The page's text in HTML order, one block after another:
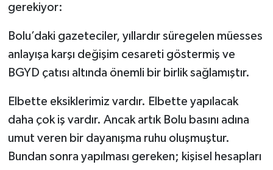
gerekiyor:
Bolu’daki gazeteciler, yıllardır süregelen müesses
anlayışa karşı değişim cesareti göstermiş ve
BGYD çatısı altında önemli bir birlik sağlamıştır.
Elbette eksiklerimiz vardır. Elbette yapılacak
daha çok iş vardır. Ancak artık Bolu basını adına
umut veren bir dayanışma ruhu oluşmuştur.
Bundan sonra yapılması gereken; kişisel hesapları